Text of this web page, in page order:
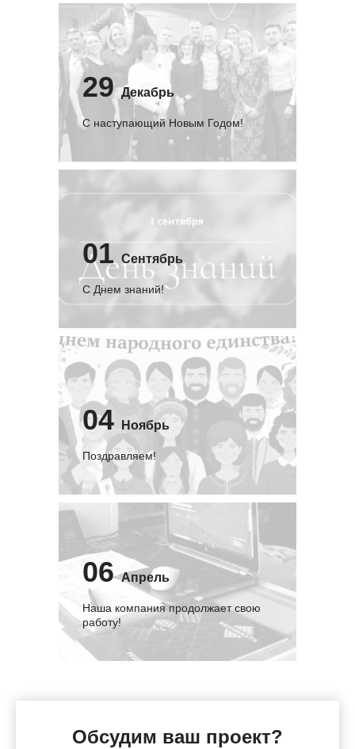
29 Декабрь
С наступающий Новым Годом!
01 Сентябрь
C Днем знаний!
04 Ноябрь
Поздравляем!
06 Апрель
Наша компания продолжает свою
работу!
Обсудим ваш проект?